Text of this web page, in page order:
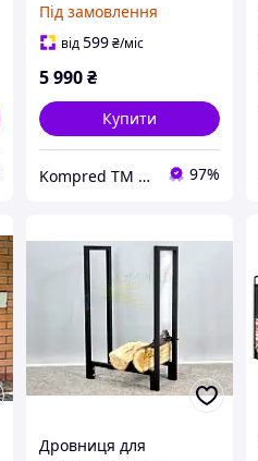
Під замовлення
від599₴/міс
5 990₴
Купити
Kompred TM Виробниче підприємство 97%
Дровниця для